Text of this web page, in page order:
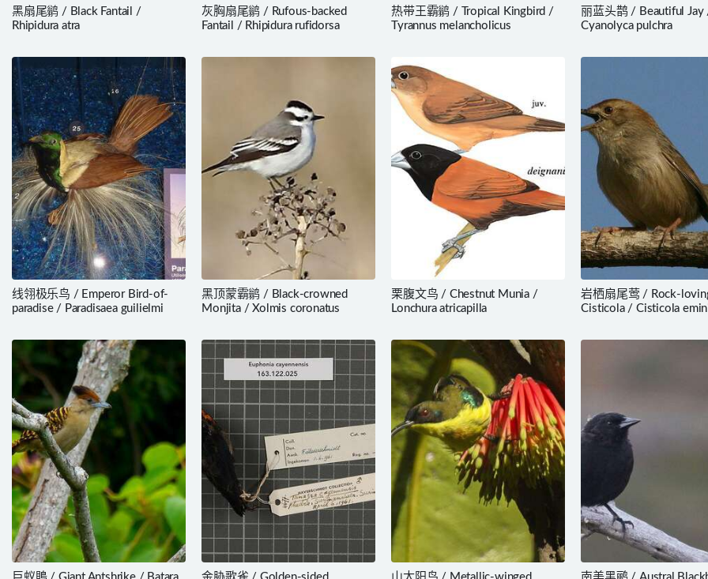
黑扇尾鹟 / Black Fantail /
Rhipidura atra
灰胸扇尾鹟 / Rufous-backed
Fantail / Rhipidura rufidorsa
热带王霸鹟 / Tropical Kingbird /
Tyrannus melancholicus
丽蓝头鹊 / Beautiful Jay
Cyanolyca pulchra
线翎极乐鸟 / Emperor Bird-of-
paradise / Paradisaea guilielmi
黑顶蒙霸鹟 / Black-crowned
Monjita / Xolmis coronatus
栗腹文鸟 / Chestnut Munia /
Lonchura atricapilla
岩栖扇尾莺 / Rock-
Cisticola / Cisticola